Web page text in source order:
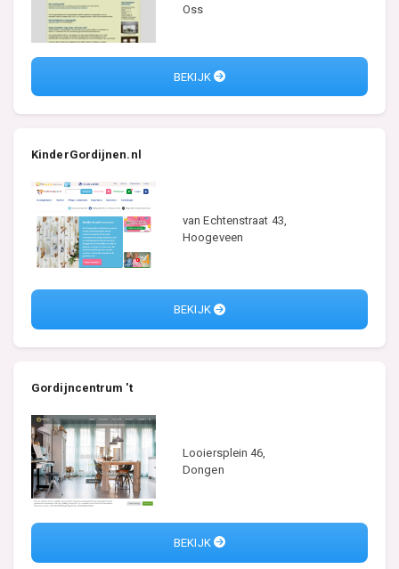
Oss
BEKIJK
KinderGordijnen.nl
van Echtenstraat 43,
Hoogeveen
BEKIJK
Gordijncentrum 't
Looiersplein 46,
Dongen
BEKIJK